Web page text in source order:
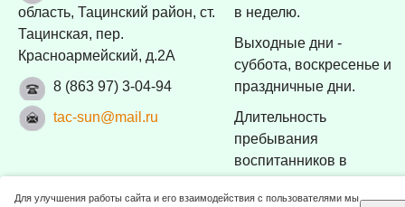
область, Тацинский район, ст.
Тацинская, пер.
Красноармейский, д.2А
8 (863 97) 3-04-94
tac-sun@mail.ru
в неделю.
Выходные дни -
суббота, воскресенье и
праздничные дни.
Длительность
пребывания
воспитанников в
7:30 до 17:30).
Для улучшения работы сайта и его взаимодействия с пользователями мы